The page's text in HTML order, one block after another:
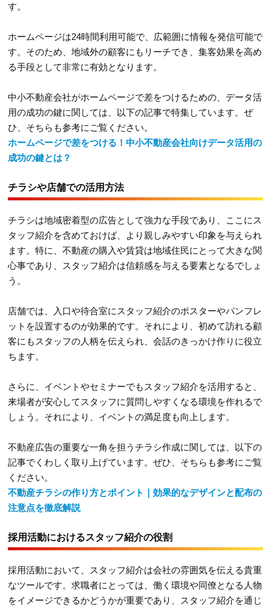
す。
ホームページは24時間利用可能で、広範囲に情報を発信可能で
す。そのため、地域外の顧客にもリーチでき、集客効果を高め
る手段として非常に有効となります。
中小不動産会社がホームページで差をつけるための、データ活
用の成功の鍵に関しては、以下の記事で特集しています。ぜ
ひ、そちらも参考にご覧ください。
ホームページで差をつける！中小不動産会社向けデータ活用の
成功の鍵とは？
チラシや店舗での活用方法
チラシは地域密着型の広告として強力な手段であり、ここにス
タッフ紹介を含めておけば、より親しみやすい印象を与えられ
ます。特に、不動産の購入や賃貸は地域住民にとって大きな関
心事であり、スタッフ紹介は信頼感を与える要素となるでしょ
う。
店舗では、入口や待合室にスタッフ紹介のポスターやパンフレ
ットを設置するのが効果的です。それにより、初めて訪れる顧
客にもスタッフの人柄を伝えられ、会話のきっかけ作りに役立
ちます。
さらに、イベントやセミナーでもスタッフ紹介を活用すると、
来場者が安心してスタッフに質問しやすくなる環境を作れるで
しょう。それにより、イベントの満足度も向上します。
不動産広告の重要な一角を担うチラシ作成に関しては、以下の
記事でくわしく取り上げています。ぜひ、そちらも参考にご覧
ください。
不動産チラシの作り方とポイント｜効果的なデザインと配布の
注意点を徹底解説
採用活動におけるスタッフ紹介の役割
採用活動において、スタッフ紹介は会社の雰囲気を伝える貴重
なツールです。求職者にとっては、働く環境や同僚となる人物
をイメージできるかどうかが重要であり、スタッフ紹介を通じ